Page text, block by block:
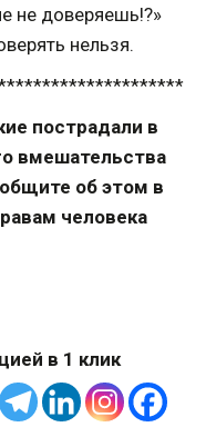
не доверяешь!?»
нельзя.
пострадали в
вмешательства
об этом в
человека
в 1 клик